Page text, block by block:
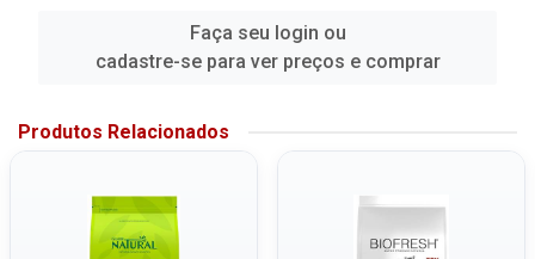
Faça seu login ou
cadastre-se para ver preços e comprar
Produtos Relacionados